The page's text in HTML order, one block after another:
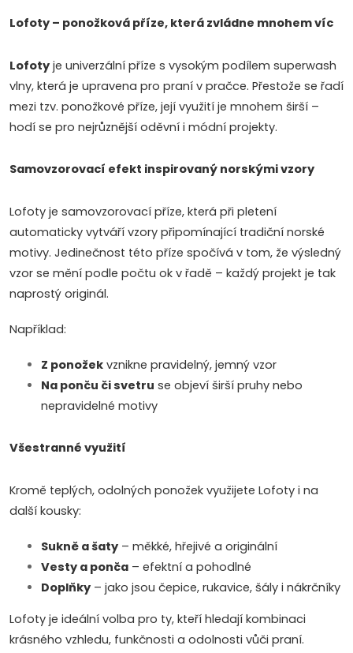
v
l
á
d
a
í
p
r
ý
i
Lofoty – ponožková příze, která zvládne mnohem víc
Lofoty je univerzální příze s vysokým podílem superwash
vlny, která je upravena pro praní v pračce. Přestože se řadí
mezi tzv. ponožkové příze, její využití je mnohem širší –
hodí se pro nejrůznější oděvní i módní projekty.
Samovzorovací efekt inspirovaný norskými vzory
Lofoty je samovzorovací příze, která při pletení
automaticky vytváří vzory připomínající tradiční norské
motivy. Jedinečnost této příze spočívá v tom, že výsledný
vzor se mění podle počtu ok v řadě – každý projekt je tak
naprostý originál.
Například:
Z ponožek vznikne pravidelný, jemný vzor
Na ponču či svetru se objeví širší pruhy nebo
nepravidelné motivy
Všestranné využití
Kromě teplých, odolných ponožek využijete Lofoty i na
další kousky:
Sukně a šaty – měkké, hřejivé a originální
Vesty a ponča – efektní a pohodlné
Doplňky – jako jsou čepice, rukavice, šály i nákrčníky
Lofoty je ideální volba pro ty, kteří hledají kombinaci
krásného vzhledu, funkčnosti a odolnosti vůči praní.
Doprava a platby Prodejna Blog a návody